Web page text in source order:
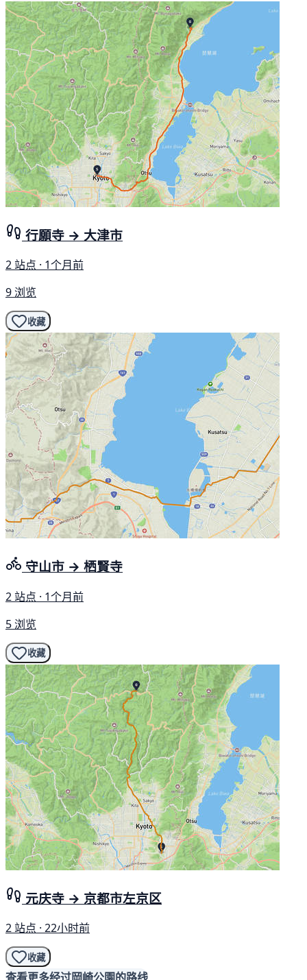
行願寺 → 大津市
2 站点 · 1个月前
9 浏览
收藏
守山市 → 栖賢寺
2 站点 · 1个月前
5 浏览
收藏
元庆寺 → 京都市左京区
2 站点 · 22小时前
收藏